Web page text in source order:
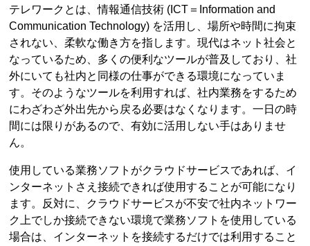
テレワークとは、情報通信技術 (ICT＝Information and
Communication Technology) を活用し、場所や時間に拘束
されない、柔軟な働き方を指します。現代はネット社会と
なっているため、多くの便利なツールが普及しており、社
外にいても社内と同様の仕事ができる環境になっていま
す。そのようなツールを利用すれば、社内業務をするため
にわざわざ外出先から戻る必要はなくなります。一日の時
間には限りがあるので、有効に活用しない手はありませ
ん。
使用している業務ソフトがクラウドサービスであれば、イ
ンターネットさえ接続できれば使用することが可能になり
ます。反対に、クラウドサービスが不安で社内ネットワー
ク上でしか接続できない環境で業務ソフトを使用している
場合は、インターネットを接続するだけでは利用すること